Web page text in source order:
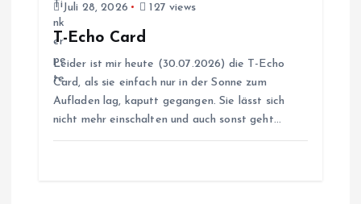
Juli 28, 2026
127 views
T-Echo Card
Leider ist mir heute (30.07.2026) die T-Echo
Card, als sie einfach nur in der Sonne zum
Aufladen lag, kaputt gegangen. Sie lässt sich
nicht mehr einschalten und auch sonst geht…